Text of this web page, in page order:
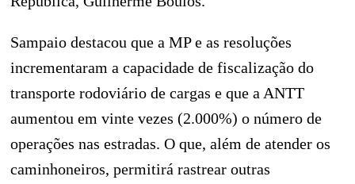
Sampaio destacou que a MP e as resoluções
incrementaram a capacidade de fiscalização do
transporte rodoviário de cargas e que a ANTT
aumentou em vinte vezes (2.000%) o número de
operações nas estradas. O que, além de atender os
caminhoneiros, permitirá rastrear outras